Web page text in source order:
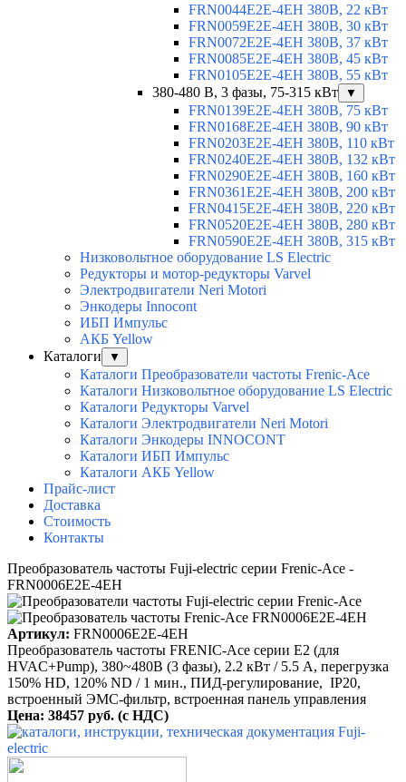
FRN0044E2E-4EH 380В, 22 кВт
FRN0059E2E-4EH 380В, 30 кВт
FRN0072E2E-4EH 380В, 37 кВт
FRN0085E2E-4EH 380В, 45 кВт
FRN0105E2E-4EH 380В, 55 кВт
380-480 В, 3 фазы, 75-315 кВт
▼
FRN0139E2E-4EH 380В, 75 кВт
FRN0168E2E-4EH 380В, 90 кВт
FRN0203E2E-4EH 380В, 110 кВт
FRN0240E2E-4EH 380В, 132 кВт
FRN0290E2E-4EH 380В, 160 кВт
FRN0361E2E-4EH 380В, 200 кВт
FRN0415E2E-4EH 380В, 220 кВт
FRN0520E2E-4EH 380В, 280 кВт
FRN0590E2E-4EH 380В, 315 кВт
Низковольтное оборудование LS Electric
Редукторы и мотор-редукторы Varvel
Электродвигатели Neri Motori
Энкодеры Innocont
ИБП Импульс
АКБ Yellow
Каталоги
▼
Каталоги Преобразователи частоты Frenic-Ace
Каталоги Низковольтное оборудование LS Electric
Каталоги Редукторы Varvel
Каталоги Электродвигатели Neri Motori
Каталоги Энкодеры INNOCONT
Каталоги ИБП Импульс
Каталоги АКБ Yellow
Прайс-лист
Доставка
Стоимость
Контакты
Преобразователь частоты Fuji-electric серии Frenic-Ace -
FRN0006E2E-4EH
Артикул: FRN0006E2E-4EH
Преобразователь частоты FRENIC-Ace серии E2 (для
HVAC+Pump), 380~480B (3 фазы), 2.2 кВт / 5.5 A, перегрузка
150% HD, 120% ND / 1 мин., ПИД-регулирование, IP20,
встроенный ЭМС-фильтр, встроенная панель управления
Цена: 38457 руб. (с НДС)